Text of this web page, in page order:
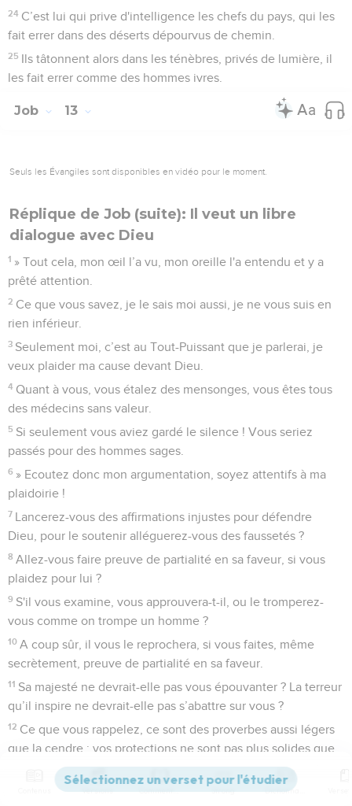
24 C’est lui qui prive d'intelligence les chefs du pays, qui les
fait errer dans des déserts dépourvus de chemin.
25 Ils tâtonnent alors dans les ténèbres, privés de lumière, il
les fait errer comme des hommes ivres.
Job 13
Seuls les Évangiles sont disponibles en vidéo pour le moment.
Réplique de Job (suite): Il veut un libre
dialogue avec Dieu
1 » Tout cela, mon œil l’a vu, mon oreille l'a entendu et y a
prêté attention.
2 Ce que vous savez, je le sais moi aussi, je ne vous suis en
rien inférieur.
3 Seulement moi, c’est au Tout-Puissant que je parlerai, je
veux plaider ma cause devant Dieu.
4 Quant à vous, vous étalez des mensonges, vous êtes tous
des médecins sans valeur.
5 Si seulement vous aviez gardé le silence ! Vous seriez
passés pour des hommes sages.
6 » Ecoutez donc mon argumentation, soyez attentifs à ma
plaidoirie !
7 Lancerez-vous des affirmations injustes pour défendre
Dieu, pour le soutenir alléguerez-vous des faussetés ?
8 Allez-vous faire preuve de partialité en sa faveur, si vous
plaidez pour lui ?
9 S'il vous examine, vous approuvera-t-il, ou le tromperez-
vous comme on trompe un homme ?
10 A coup sûr, il vous le reprochera, si vous faites, même
secrètement, preuve de partialité en sa faveur.
11 Sa majesté ne devrait-elle pas vous épouvanter ? La terreur
qu’il inspire ne devrait-elle pas s’abattre sur vous ?
12 Ce que vous rappelez, ce sont des proverbes aussi légers
que la cendre ; vos protections ne sont pas plus solides que
» Taisez-vous, laissez-moi, c’est moi qui veux parler, quoi
Versions Commentaires Strong